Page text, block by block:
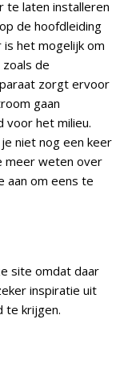
te laten installeren
de hoofdleiding
het mogelijk om
de
zorgt ervoor
gaan
voor het milieu.
niet nog een keer
meer weten over
aan om eens te
site omdat daar
inspiratie uit
te krijgen.